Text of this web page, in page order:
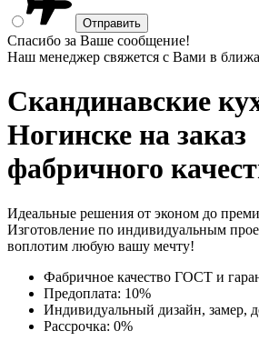
Спасибо за Ваше сообщение!
Наш менеджер свяжется с Вами в
Скандинавские
Ногинске на заказ
фабричного
Идеальные решения от эконом до
Изготовление по индивидуальным
воплотим любую вашу мечту!
Фабричное качество ГОСТ и
Предоплата: 10%
Индивидуальный дизайн, замер,
Рассрочка: 0%